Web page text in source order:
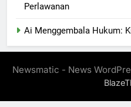
Perlawanan
Ai Menggembala Hukum:
Newsmatic - News